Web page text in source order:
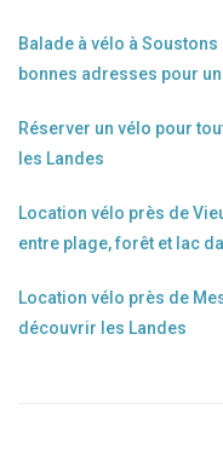
Balade à vélo à
bonnes adresses pour
Réserver un vélo pour
les Landes
Location vélo près de
entre plage, forêt et lac
Location vélo près de
découvrir les Landes